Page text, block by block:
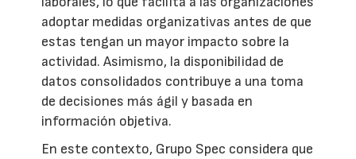
adoptar medidas organizativas antes de que
estas tengan un mayor impacto sobre la
actividad. Asimismo, la disponibilidad de
datos consolidados contribuye a una toma
de decisiones más ágil y basada en
información objetiva.
En este contexto, Grupo Spec considera que